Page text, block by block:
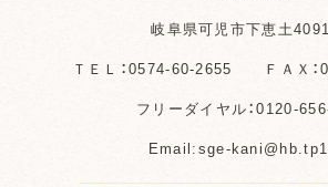
岐阜県可児市下恵土
ＴＥＬ：0574-60-2655 ＦＡＸ：
フリーダイヤル：0120-
Email:sge-